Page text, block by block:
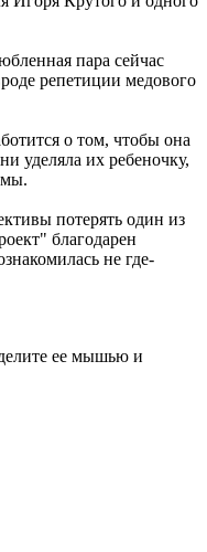
пара сейчас
репетиции медового
о том, чтобы она
уделяла их ребеночку,
потерять один из
благодарен
не где-
ее мышью и